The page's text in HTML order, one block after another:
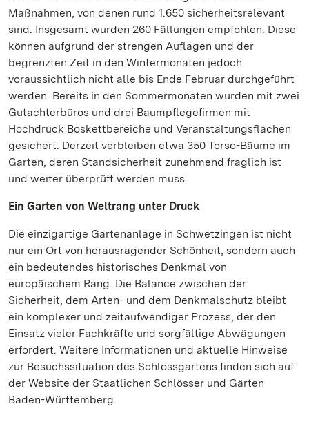
Maßnahmen, von denen rund 1.650 sicherheitsrelevant
sind. Insgesamt wurden 260 Fällungen empfohlen. Diese
können aufgrund der strengen Auflagen und der
begrenzten Zeit in den Wintermonaten jedoch
voraussichtlich nicht alle bis Ende Februar durchgeführt
werden. Bereits in den Sommermonaten wurden mit zwei
Gutachterbüros und drei Baumpflegefirmen mit
Hochdruck Boskettbereiche und Veranstaltungsflächen
gesichert. Derzeit verbleiben etwa 350 Torso-Bäume im
Garten, deren Standsicherheit zunehmend fraglich ist
und weiter überprüft werden muss.
Ein Garten von Weltrang unter Druck
Die einzigartige Gartenanlage in Schwetzingen ist nicht
nur ein Ort von herausragender Schönheit, sondern auch
ein bedeutendes historisches Denkmal von
europäischem Rang. Die Balance zwischen der
Sicherheit, dem Arten- und dem Denkmalschutz bleibt
ein komplexer und zeitaufwendiger Prozess, der den
Einsatz vieler Fachkräfte und sorgfältige Abwägungen
erfordert. Weitere Informationen und aktuelle Hinweise
zur Besuchssituation des Schlossgartens finden sich auf
der Website der Staatlichen Schlösser und Gärten
Baden-Württemberg.